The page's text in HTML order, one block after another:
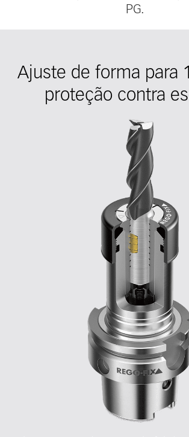
PG.
Ajuste de forma para
proteção contra